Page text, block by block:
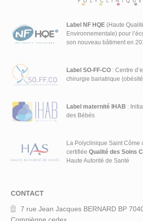
Label NF HQE (Haute
Environnementale) pour
son nouveau bâtiment en
Label SO-FF-CO : Centre
chirurgie bariatrique
Label maternité IHAB :
des Bébés
La Polyclinique Saint Côme
certifiéeQualité des Soins
Haute Autorité de Santé
CONTACT
7 rue Jean Jacques BERNARD BP